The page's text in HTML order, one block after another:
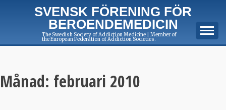
SVENSK FÖRENING FÖR
BEROENDEMEDICIN
The Swedish Society of Addiction Medicine | Member of
the European Federation of Addiction Societies.
Månad: februari 2010